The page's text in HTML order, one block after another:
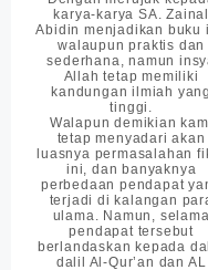
karya-karya SA. Zainal
Abidin menjadikan buku
walaupun praktis dan
sederhana, namun
Allah tetap memiliki
kandungan ilmiah yang
tinggi.
Walapun demikian
tetap menyadari akan
luasnya permasalahan
ini, dan banyaknya
perbedaan pendapat
terjadi di kalangan
ulama. Namun, selama
pendapat tersebut
berlandaskan kepada
dalil Al-Qur’an dan AL